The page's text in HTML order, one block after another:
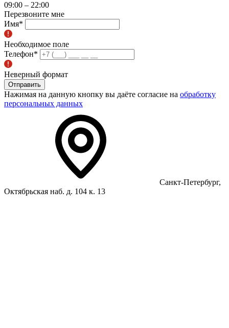
09:00 – 22:00
Перезвоните мне
Имя*
Необходимое поле
Телефон*
Неверный формат
Отправить
Нажимая на данную кнопку вы даёте согласие на обработку
персональных данных
Санкт-Петербург,
Октябрьская наб. д. 104 к. 13